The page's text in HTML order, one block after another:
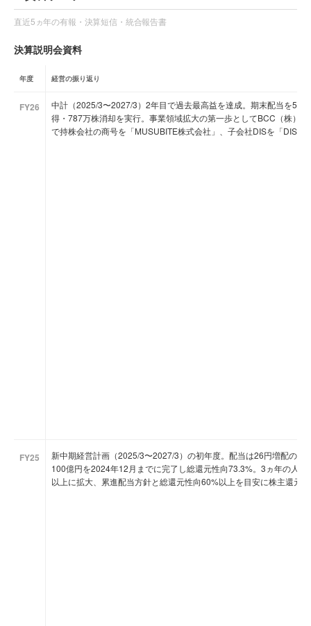
直近5ヵ年の有報・決算短信・統合報告書
決算説明会資料
年度 経営の振り返り
FY26
中計（2025/3〜2027/3）2年目で過去最高益を達成。期末配当を5円
得・787万株消却を実行。事業領域拡大の第一歩としてBCC（株）
で持株会社の商号を「MUSUBITE株式会社」、子会社DISを「DIS株
FY25
新中期経営計画（2025/3〜2027/3）の初年度。配当は26円増配の
100億円を2024年12月までに完了し総還元性向73.3%。3ヵ年の人
以上に拡大、累進配当方針と総還元性向60%以上を目安に株主還元